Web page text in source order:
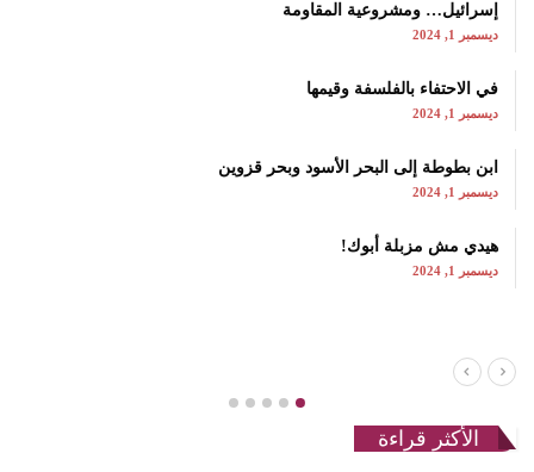
إسرائيل… ومشروعية المقاومة
ديسمبر 1, 2024
في الاحتفاء بالفلسفة وقيمها
ديسمبر 1, 2024
ابن بطوطة إلى البحر الأسود وبحر قزوين
ديسمبر 1, 2024
هيدي مش مزبلة أبوك!
ديسمبر 1, 2024
الأكثر قراءة